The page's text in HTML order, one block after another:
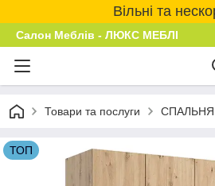
Вільні та
Салон Меблів - ЛЮКС МЕБЛІ
Товари та послуги СПАЛЬНЯ
ТОП